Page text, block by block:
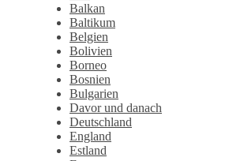
Balkan
Baltikum
Belgien
Bolivien
Borneo
Bosnien
Bulgarien
Davor und danach
Deutschland
England
Estland